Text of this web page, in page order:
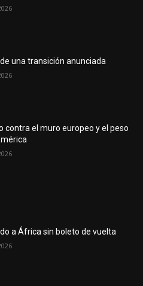
una transición anunciada
contra el muro europeo y el peso
a África sin boleto de vuelta